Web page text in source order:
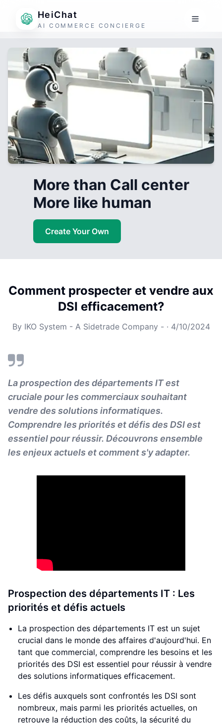
HeiChat
AI COMMERCE CONCIERGE
More than Call center
More like human
Create Your Own
Comment prospecter et vendre aux
DSI efficacement?
By IKO System - A Sidetrade Company - · 4/10/2024
La prospection des départements IT est
cruciale pour les commerciaux souhaitant
vendre des solutions informatiques.
Comprendre les priorités et défis des DSI est
essentiel pour réussir. Découvrons ensemble
les enjeux actuels et comment s'y adapter.
Prospection des départements IT : Les
priorités et défis actuels
La prospection des départements IT est un sujet
crucial dans le monde des affaires d'aujourd'hui. En
tant que commercial, comprendre les besoins et les
priorités des DSI est essentiel pour réussir à vendre
des solutions informatiques efficacement.
Les défis auxquels sont confrontés les DSI sont
nombreux, mais parmi les priorités actuelles, on
retrouve la réduction des coûts, la sécurité du